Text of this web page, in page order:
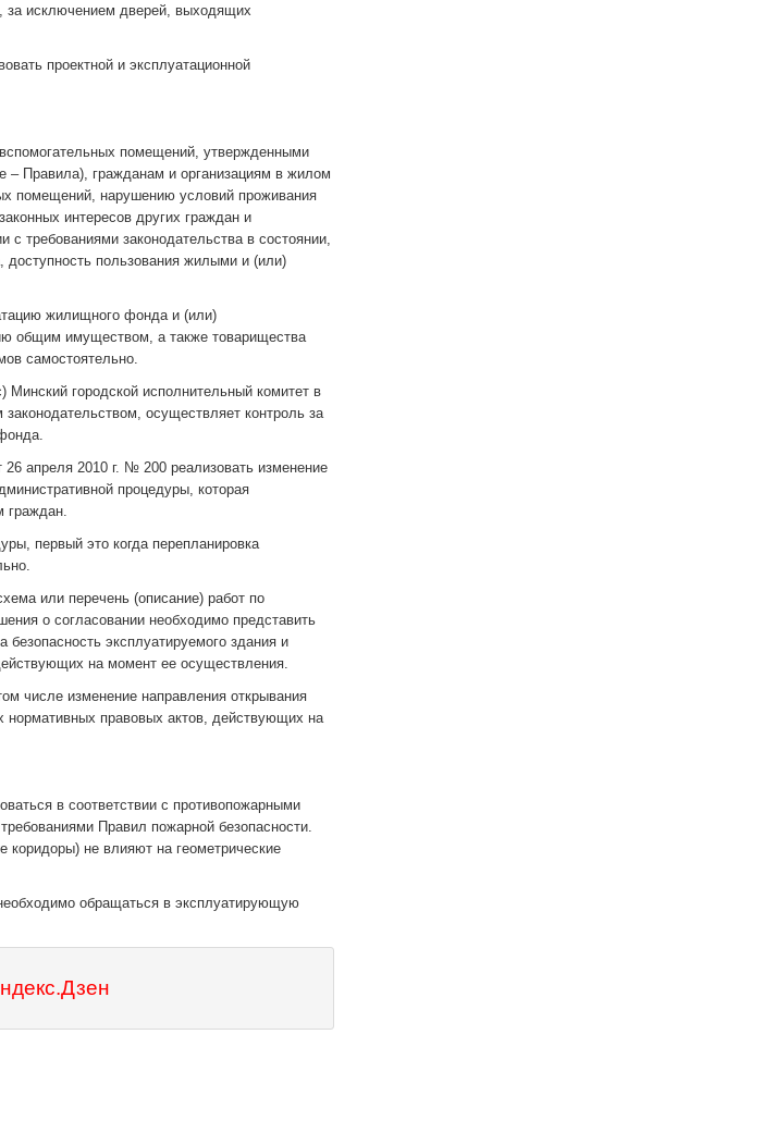
за исключением дверей, выходящих
проектной и эксплуатационной
помещений, утвержденными
– Правила), гражданам и организациям в жилом
помещений, нарушению условий проживания
интересов других граждан и
требованиями законодательства в состоянии,
пользования жилыми и (или)
жилищного фонда и (или)
общим имуществом, а также товарищества
самостоятельно.
городской исполнительный комитет в
осуществляет контроль за
26 апреля 2010 г. № 200 реализовать изменение
процедуры, которая
граждан.
первый это когда перепланировка
или перечень (описание) работ по
о согласовании необходимо представить
эксплуатируемого здания и
на момент ее осуществления.
числе изменение направления открывания
нормативных правовых актов, действующих на
в соответствии с противопожарными
Правил пожарной безопасности.
коридоры) не влияют на геометрические
обращаться в эксплуатирующую